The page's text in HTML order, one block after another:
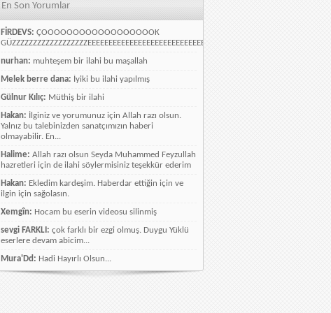
En Son Yorumlar
FİRDEVS: ÇOOOOOOOOOOOOOOOOOOK
GÜZZZZZZZZZZZZZZZZZZEEEEEEEEEEEEEEEEEEEEEEEEEEEEELLLLLLLLLLLLLLLLLLLLLLLL
nurhan: muhteşem bir ilahi bu maşallah
Melek berre dana: İyiki bu ilahi yapılmış
Gülnur Kılıç: Müthiş bir ilahi
Hakan: İlginiz ve yorumunuz için Allah razı olsun.
Yalnız bu talebinizden sanatçımızın haberi
olmayabilir. En...
Halime: Allah razı olsun Seyda Muhammed Feyzullah
hazretleri için de ilahi söylermisiniz teşekkür ederim
Hakan: Ekledim kardeşim. Haberdar ettiğin için ve
ilgin için sağolasın.
Xemgîn: Hocam bu eserin videosu silinmiş
sevgi FARKLI: çok farklı bir ezgi olmuş. Duygu Yüklü
eserlere devam abicim...
Mura'Dd: Hadi Hayırlı Olsun...